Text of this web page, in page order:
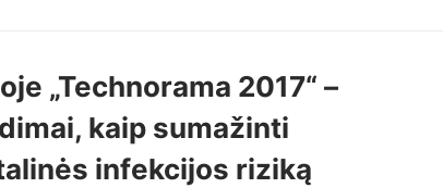
„Technorama 2017“ –
kaip sumažinti
infekcijos riziką